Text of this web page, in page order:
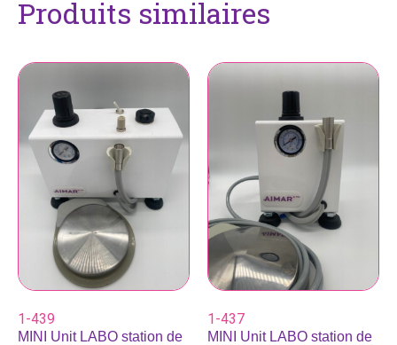
Produits similaires
1-439
MINI Unit LABO station de
1-437
MINI Unit LABO station de